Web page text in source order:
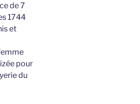
de 7
1744
et
pour
du